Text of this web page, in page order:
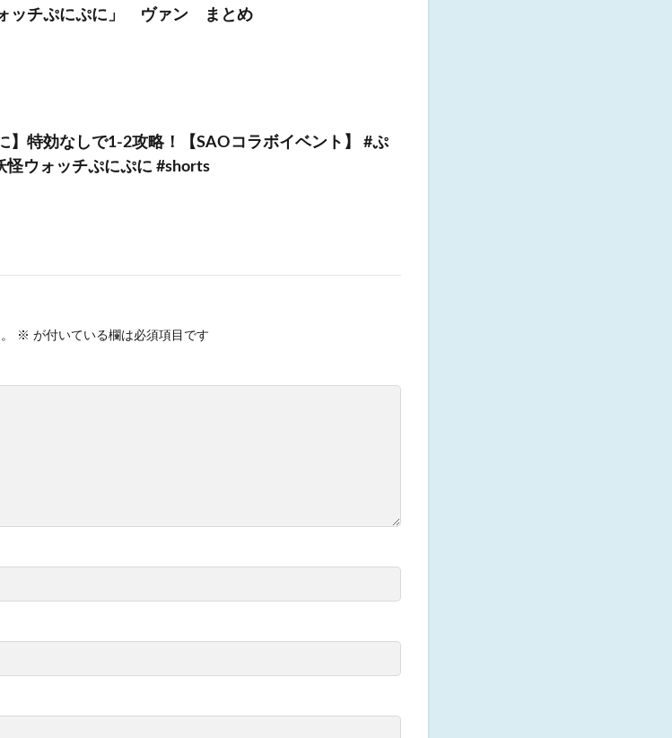
ォッチぷにぷに」 ヴァン まとめ
】特効なしで1-2攻略！【SAOコラボイベント】 #ぷ
怪ウォッチぷにぷに #shorts
※ が付いている欄は必須項目です